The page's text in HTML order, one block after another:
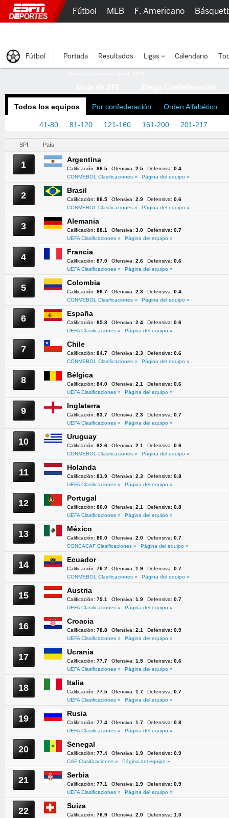
Todos los equipos Por confederación Orden Alfabético
41-80 81-120 121-160 161-200 201-217
SPI País
1 Argentina
Calificación: 88.5 Ofensiva: 2.5 Defensiva: 0.4
CONMEBOL Clasificaciones »
Página del equipo »
2 Brasil
Calificación: 88.5 Ofensiva: 2.9 Defensiva: 0.6
CONMEBOL Clasificaciones »
Página del equipo »
3 Alemania
Calificación: 88.1 Ofensiva: 3.0 Defensiva: 0.7
UEFA Clasificaciones »
Página del equipo »
4 Francia
Calificación: 87.0 Ofensiva: 2.6 Defensiva: 0.6
UEFA Clasificaciones »
Página del equipo »
5 Colombia
Calificación: 86.7 Ofensiva: 2.3 Defensiva: 0.4
CONMEBOL Clasificaciones »
Página del equipo »
6 España
Calificación: 85.8 Ofensiva: 2.4 Defensiva: 0.6
UEFA Clasificaciones »
Página del equipo »
7 Chile
Calificación: 84.7 Ofensiva: 2.3 Defensiva: 0.6
CONMEBOL Clasificaciones »
Página del equipo »
8 Bélgica
Calificación: 84.0 Ofensiva: 2.1 Defensiva: 0.6
UEFA Clasificaciones »
Página del equipo »
9 Inglaterra
Calificación: 83.7 Ofensiva: 2.3 Defensiva: 0.7
UEFA Clasificaciones »
Página del equipo »
10 Uruguay
Calificación: 82.6 Ofensiva: 2.1 Defensiva: 0.6
CONMEBOL Clasificaciones »
Página del equipo »
11 Holanda
Calificación: 81.9 Ofensiva: 2.3 Defensiva: 0.8
UEFA Clasificaciones »
Página del equipo »
12 Portugal
Calificación: 80.0 Ofensiva: 2.1 Defensiva: 0.8
UEFA Clasificaciones »
Página del equipo »
13 México
Calificación: 80.0 Ofensiva: 2.0 Defensiva: 0.7
CONCACAF Clasificaciones »
Página del equipo »
14 Ecuador
Calificación: 79.2 Ofensiva: 1.9 Defensiva: 0.7
CONMEBOL Clasificaciones »
Página del equipo »
15 Austria
Calificación: 79.1 Ofensiva: 1.9 Defensiva: 0.7
UEFA Clasificaciones »
Página del equipo »
16 Croacia
Calificación: 78.8 Ofensiva: 2.1 Defensiva: 0.9
UEFA Clasificaciones »
Página del equipo »
17 Ucrania
Calificación: 77.7 Ofensiva: 1.5 Defensiva: 0.6
UEFA Clasificaciones »
Página del equipo »
18 Italia
Calificación: 77.5 Ofensiva: 1.7 Defensiva: 0.7
UEFA Clasificaciones »
Página del equipo »
19 Rusia
Calificación: 77.4 Ofensiva: 1.7 Defensiva: 0.8
UEFA Clasificaciones »
Página del equipo »
20 Senegal
Calificación: 77.4 Ofensiva: 1.9 Defensiva: 0.9
CAF Clasificaciones »
Página del equipo »
21 Serbia
Calificación: 77.1 Ofensiva: 1.9 Defensiva: 0.9
UEFA Clasificaciones »
Página del equipo »
22 Suiza
Calificación: 76.9 Ofensiva: 2.0 Defensiva: 1.0
Fútbol MLB F. Americano
Fútbol Portada Resultados Ligas Calendario